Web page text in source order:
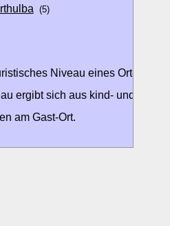
(5)
Niveau eines Ortes
ergibt sich aus kind- und
am Gast-Ort.